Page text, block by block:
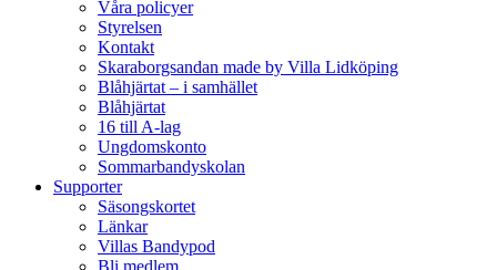
Våra policyer
Styrelsen
Kontakt
Skaraborgsandan made by Villa Lidköping
Blåhjärtat – i samhället
Blåhjärtat
16 till A-lag
Ungdomskonto
Sommarbandyskolan
Supporter
Säsongskortet
Länkar
Villas Bandypod
Bli medlem